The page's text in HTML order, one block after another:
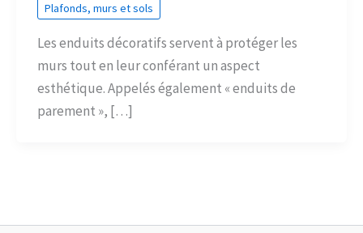
Plafonds, murs et sols
Les enduits décoratifs servent à protéger les
murs tout en leur conférant un aspect
esthétique. Appelés également « enduits de
parement », […]